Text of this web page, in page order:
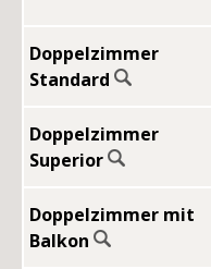
FREIZEIT
KONTAKT
Doppelzimmer
Standard
Doppelzimmer
Superior
Doppelzimmer mit
Balkon